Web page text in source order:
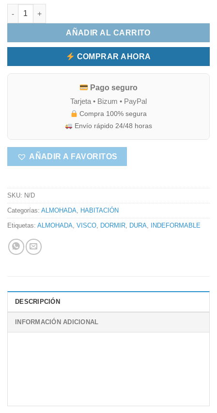
ALMOHADA COPOS VISCOELÁSTICA cantidad
AÑADIR AL CARRITO
COMPRAR AHORA
Pago seguro
Tarjeta • Bizum • PayPal
Compra 100% segura
Envío rápido 24/48 horas
AÑADIR A FAVORITOS
SKU: N/D
Categorías: ALMOHADA HABITACIÓN
Etiquetas: ALMOHADA VISCO DORMIR DURA INDEFORMABLE
DESCRIPCIÓN
INFORMACIÓN ADICIONAL